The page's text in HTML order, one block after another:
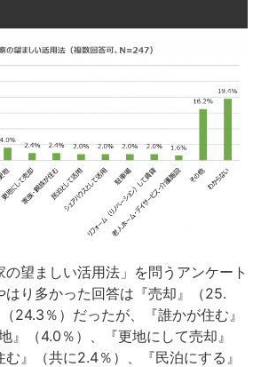
望ましい活用法」を問うアンケート
はり多かった回答は『売却』（25.
24.3％）だったが、『誰かが住む』
』（4.0％）、『更地にして売却』
む』（共に2.4％）、『民泊にする』